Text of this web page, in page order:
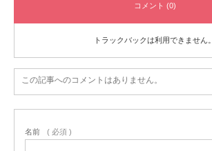
コメント (0)
トラックバックは利用できません。
この記事へのコメントはありません。
名前 ( 必須 )